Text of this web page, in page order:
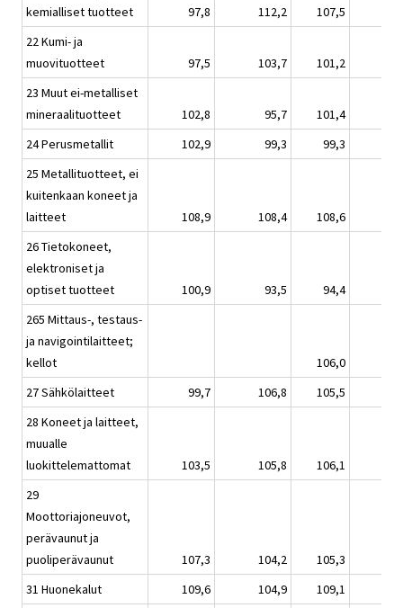
kemialliset tuotteet
97,8 112,2
107,5
22 Kumi- ja
muovituotteet
97,5 103,7
101,2
23 Muut ei-metalliset
mineraalituotteet
102,8 95,7
101,4
24 Perusmetallit
102,9 99,3
99,3
25 Metallituotteet, ei
kuitenkaan koneet ja
laitteet
108,9 108,4
108,6
26 Tietokoneet,
elektroniset ja
optiset tuotteet
100,9 93,5
94,4
265 Mittaus-, testaus-
ja navigointilaitteet;
kellot
106,0
27 Sähkölaitteet
99,7 106,8
105,5
28 Koneet ja laitteet,
muualle
luokittelemattomat
103,5 105,8
106,1
29
Moottoriajoneuvot,
perävaunut ja
puoliperävaunut
107,3 104,2
105,3
31 Huonekalut
109,6 104,9 109,1